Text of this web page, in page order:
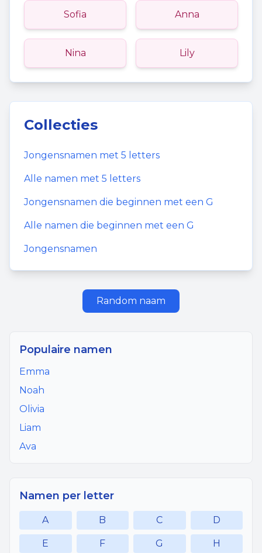
Sofia Anna
Nina Lily
Collecties
Jongensnamen met 5 letters
Alle namen met 5 letters
Jongensnamen die beginnen met een G
Alle namen die beginnen met een G
Jongensnamen
Random naam
Populaire namen
Emma
Noah
Olivia
Liam
Ava
Namen per letter
A B C D
E F G H